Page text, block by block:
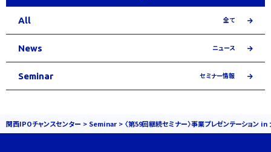
All 全て
News ニュース
Seminar セミナー情報
関西IPOチャンスセンター > Seminar > 〈第59回継続セミナー〉事業プレゼンテーション in